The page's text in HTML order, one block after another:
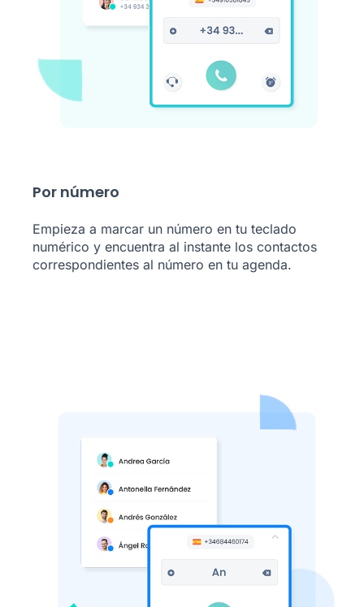
Por número
Empieza a marcar un número en tu teclado
numérico y encuentra al instante los contactos
correspondientes al número en tu agenda.